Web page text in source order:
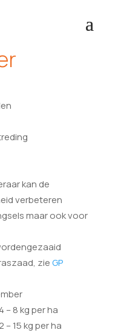
kan de
verbeteren
maar ook voor
zieGP
– 8 kg per ha
15 kg per ha